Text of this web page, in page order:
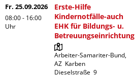
Fr. 25.09.2026
08:00 - 16:00
Uhr
Erste-Hilfe
Kindernotfälle-auch
EHK für Bildungs- u.
Betreuungseinrichtung
Arbeiter-Samariter-Bund,
AZ  Karben
Dieselstraße  9